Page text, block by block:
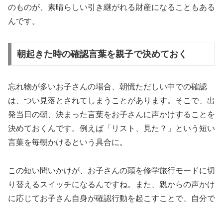
のものが、素晴らしい引き継がれる財産になることもある
んです。
朝起きた時の確認言葉を親子で決めておく
忘れ物が多いお子さんの場合、朝慌ただしい中での確認
は、つい見落とされてしまうことがあります。そこで、出
発当日の朝、決まった言葉をお子さんに声かけすることを
決めておくんです。例えば「リスト、見た？」という短い
言葉を毎朝かけるという具合に。
この短い問いかけが、お子さんの頭を修学旅行モードに切
り替えるスイッチになるんですね。また、親からの声かけ
に応じてお子さん自身が確認行動を起こすことで、自分で